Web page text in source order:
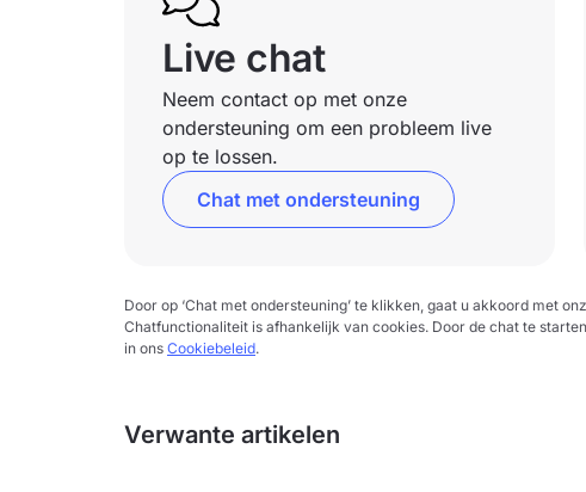
Live chat
Neem contact op met onze
ondersteuning om een probleem live
op te lossen.
Chat met ondersteuning
Door op ‘Chat met ondersteuning’ te klikken, gaat u akkoord met
Chatfunctionaliteit is afhankelijk van cookies. Door de chat te
in ons Cookiebeleid.
Verwante artikelen